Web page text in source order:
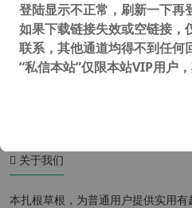
看/联盟推
财付通/贝
关于我们
本扎根草根，为普通用户提供实用
登陆显示不正常，刷新一下再
如果下载链接失效或空链接，
联系，其他通道均得不到任
“私信本站”仅限本站VIP用户